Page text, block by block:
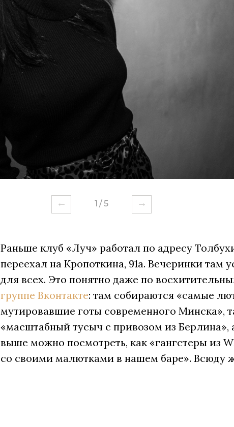
1 /5
← →
Раньше клуб «Луч» работал по адресу
переехал на Кропоткина, 91а. Вечеринки там
для всех. Это понятно даже по
группе Вконтакте: там собираются «самые
мутировавшие готы современного Минска»,
«масштабный тусыч с привозом из Берлина»,
выше можно посмотреть, как «гангстеры из
со своими малютками в нашем баре». Всюду